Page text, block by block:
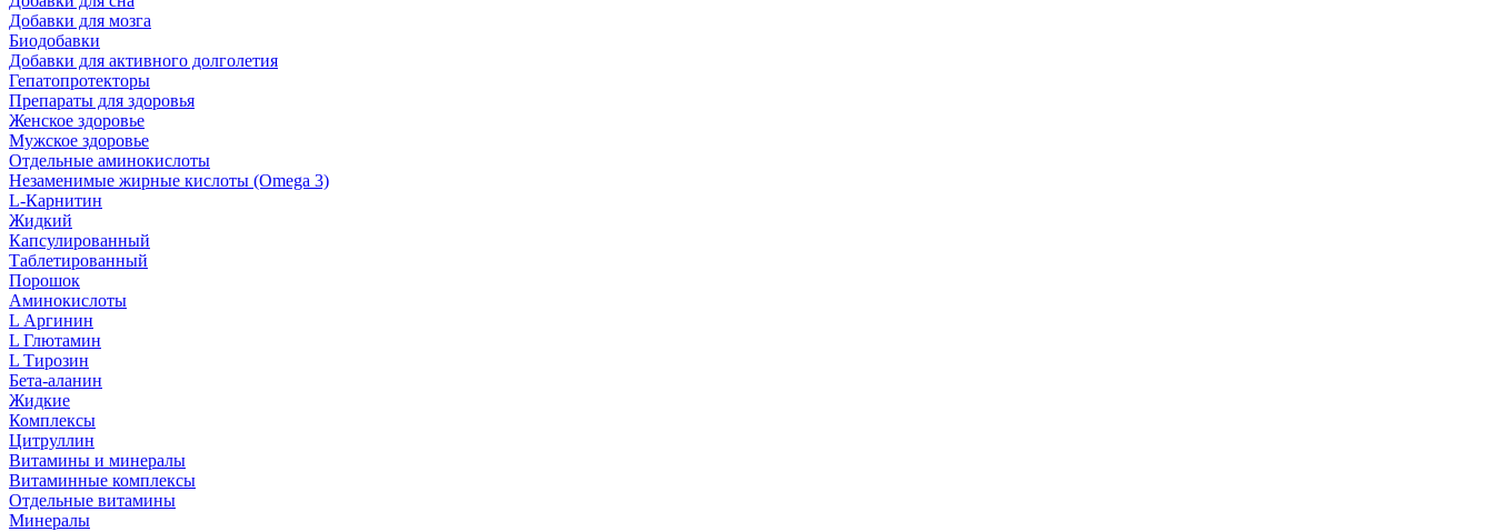
Добавки для мозга
Биодобавки
Добавки для активного долголетия
Гепатопротекторы
Препараты для здоровья
Женское здоровье
Мужское здоровье
Отдельные аминокислоты
Незаменимые жирные кислоты (Omega 3)
L-Карнитин
Жидкий
Капсулированный
Таблетированный
Порошок
Аминокислоты
L Аргинин
L Глютамин
L Тирозин
Бета-аланин
Жидкие
Комплексы
Цитруллин
Витамины и минералы
Витаминные комплексы
Отдельные витамины
Минералы